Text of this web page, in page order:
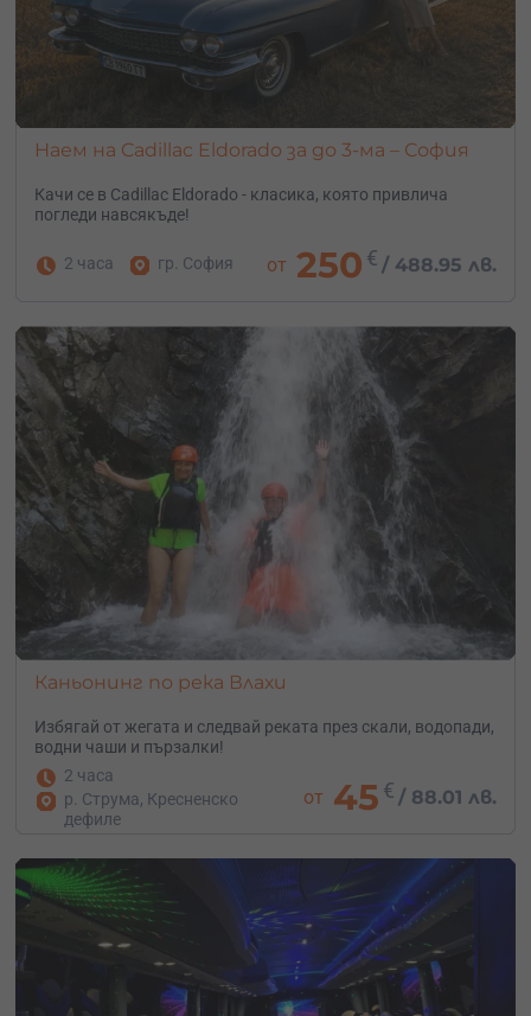
Наем на Cadillac Eldorado за до 3-ма – София
Качи се в Cadillac Eldorado - класика, която привлича
погледи навсякъде!
2 часа гр. София от 250 € / 488.95 лв.
Каньонинг по река Влахи
Избягай от жегата и следвай реката през скали, водопади,
водни чаши и пързалки!
2 часа
р. Струма, Кресненско
дефиле
от 45 € /88.01 лв.